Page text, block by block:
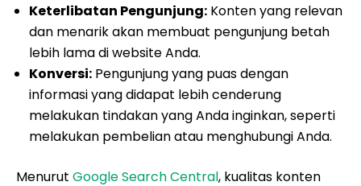
Keterlibatan Pengunjung: Konten yang relevan
dan menarik akan membuat pengunjung betah
lebih lama di website Anda.
Konversi: Pengunjung yang puas dengan
informasi yang didapat lebih cenderung
melakukan tindakan yang Anda inginkan, seperti
melakukan pembelian atau menghubungi Anda.
Menurut Google Search Central, kualitas konten